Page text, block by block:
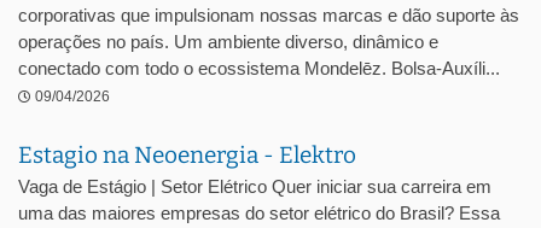
corporativas que impulsionam nossas marcas e dão suporte às
operações no país. Um ambiente diverso, dinâmico e
conectado com todo o ecossistema Mondelēz. Bolsa-Auxíli...
09/04/2026
Estagio na Neoenergia - Elektro
Vaga de Estágio | Setor Elétrico Quer iniciar sua carreira em
uma das maiores empresas do setor elétrico do Brasil? Essa